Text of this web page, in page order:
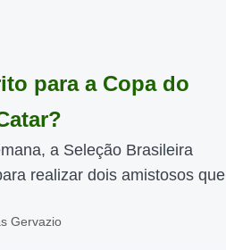
para a Copa do
a Seleção Brasileira
realizar dois amistosos que
Gervazio